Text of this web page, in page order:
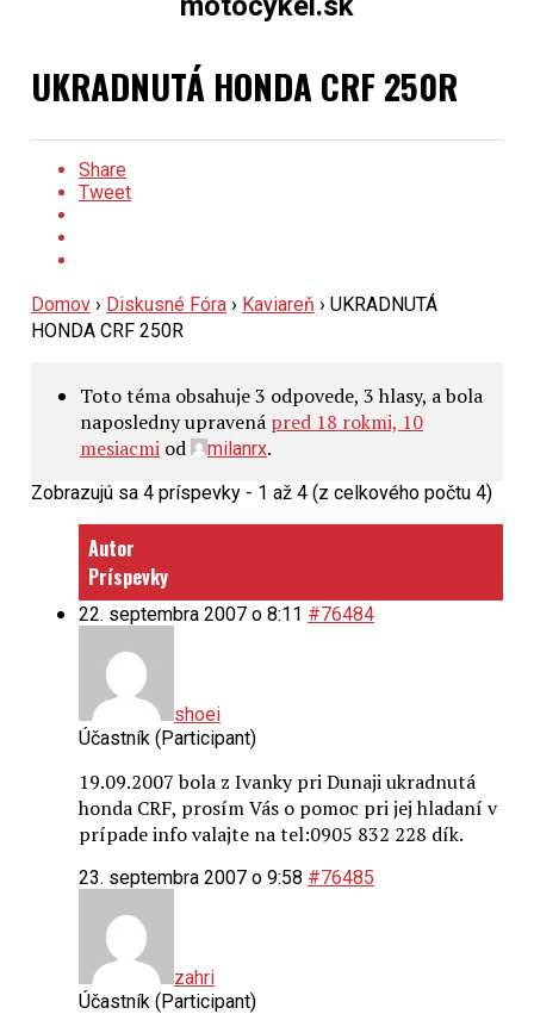
UKRADNUTÁ HONDA CRF 250R
Share
Tweet
Domov › Diskusné Fóra › Kaviareň › UKRADNUTÁ
HONDA CRF 250R
Toto téma obsahuje 3 odpovede, 3 hlasy, a bola
naposledny upravená pred 18 rokmi, 10
mesiacmiod milanrx.
Zobrazujú sa 4 príspevky - 1 až 4 (z celkového počtu 4)
Autor
Príspevky
22. septembra 2007 o 8:11 #76484
shoei
Účastník (Participant)
19.09.2007 bola z Ivanky pri Dunaji ukradnutá
honda CRF, prosím Vás o pomoc pri jej hladaní v
prípade info valajte na tel:0905 832 228 dík.
23. septembra 2007 o 9:58 #76485
zahri
Účastník (Participant)